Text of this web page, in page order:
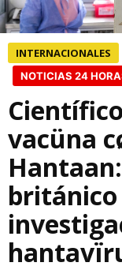
INTERNACIONALES
NOTICIAS 24
vacüna
británico